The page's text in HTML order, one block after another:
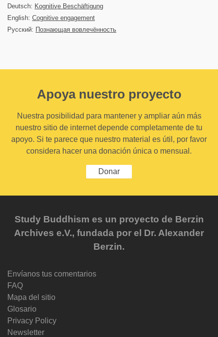
Deutsch: Kognitive Beschäftigung
English: Cognitive engagement
Русский: Познающая вовлечённость
Apoya nuestro proyecto
Nuestra posibilidad para mantener y ampliar aún más
nuestro sitio de internet depende completamente de tu
apoyo. Si te parece que nuestro material es útil, por favor
considera hacer una donación única o mensual.
Donar
Study Buddhism es un proyecto de Berzin
Archives e.V., fundada por el Dr. Alexander
Berzin.
Envíanos tus comentarios
FAQ
Mapa del sitio
Glosario
Privacy Policy
Newsletter